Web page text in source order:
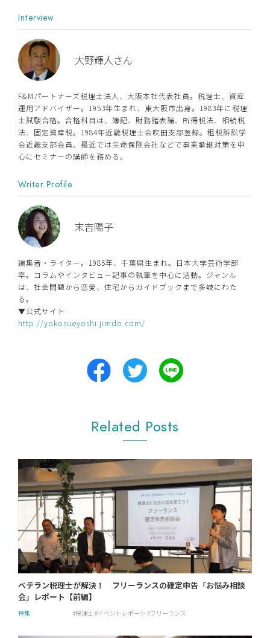
Interview
大野輝人さん
F&Mパートナーズ税理士法人、大阪本社代表社員。税理士、資産
運用アドバイザー。1953年生まれ、東大阪市出身。1983年に税理
士試験合格。合格科目は、簿記、財務諸表論、所得税法、相続税
法、固定資産税。1984年近畿税理士会吹田支部登録。租税訴訟学
会近畿支部会員。最近では生命保険会社などで事業承継対策を中
心にセミナーの講師を務める。
Writer Profile
末吉陽子
編集者・ライター。1985年、千葉県生まれ。日本大学芸術学部
卒。コラムやインタビュー記事の執筆を中心に活動。ジャンル
は、社会問題から恋愛、住宅からガイドブックまで多岐にわた
る。
▼公式サイト
http://yokosueyoshi.jimdo.com/
Related Posts
ベテラン税理士が解決！ フリーランスの確定申告「お悩み相談
会」レポート【前編】
特集 税理士 イベントレポート フリーランス